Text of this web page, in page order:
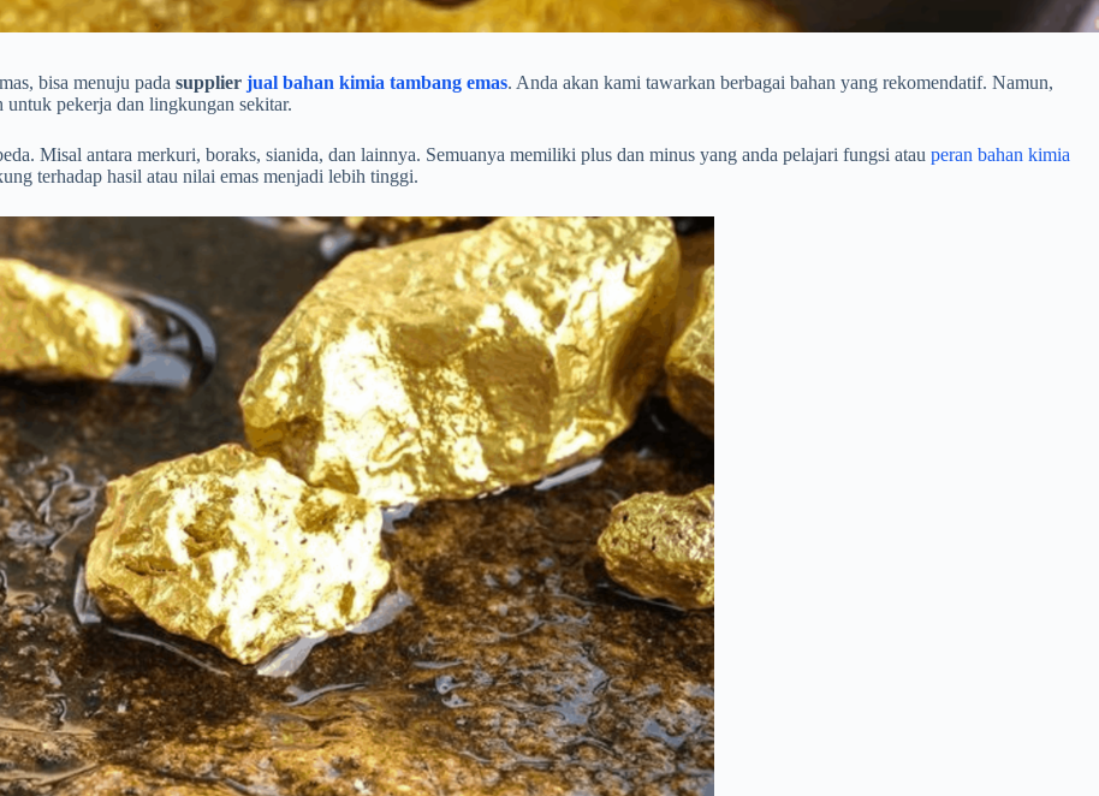
bisa menuju pada supplier jual bahan kimia tambang emas. Anda akan kami tawarkan berbagai bahan yang rekomendatif. Namun,
pekerja dan lingkungan sekitar.
Misal antara merkuri, boraks, sianida, dan lainnya. Semuanya memiliki plus dan minus yang anda pelajari fungsi atau peran bahan kimia
terhadap hasil atau nilai emas menjadi lebih tinggi.